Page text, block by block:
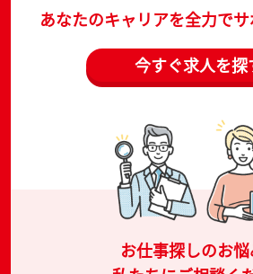
あなたのキャリアを全力でサ
今すぐ求人を探
お仕事探しのお悩